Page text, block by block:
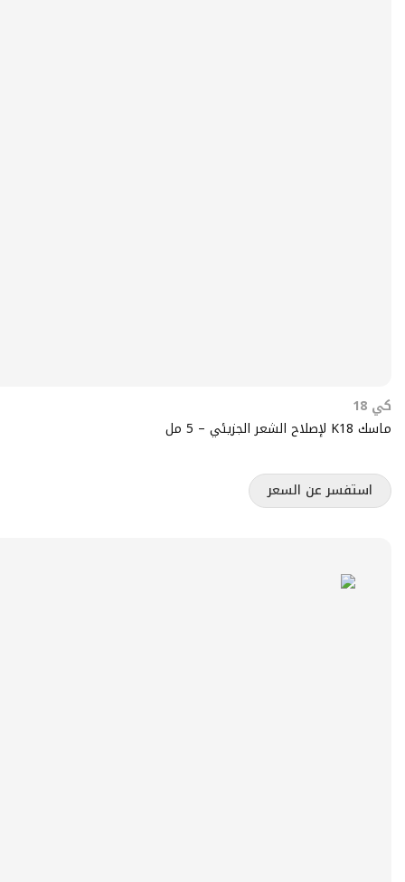
كي 18
ماسك K18 لإصلاح الشعر الجزيئي – 5 مل
استفسر عن السعر